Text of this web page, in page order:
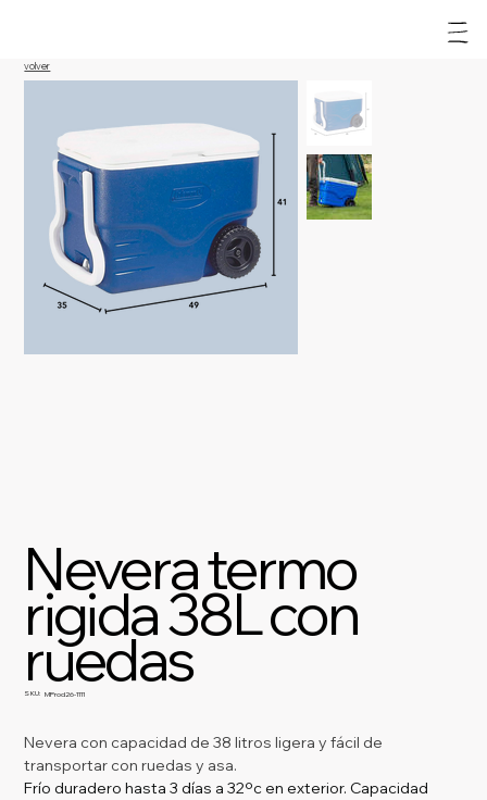
Nevera termo
rigida 38L con
ruedas
SKU: SKU
MProd26-1111
Nevera con capacidad de 38 litros ligera y fácil de
transportar con ruedas y asa.
Frío duradero hasta 3 días a 32ºc en exterior. Capacidad
volver